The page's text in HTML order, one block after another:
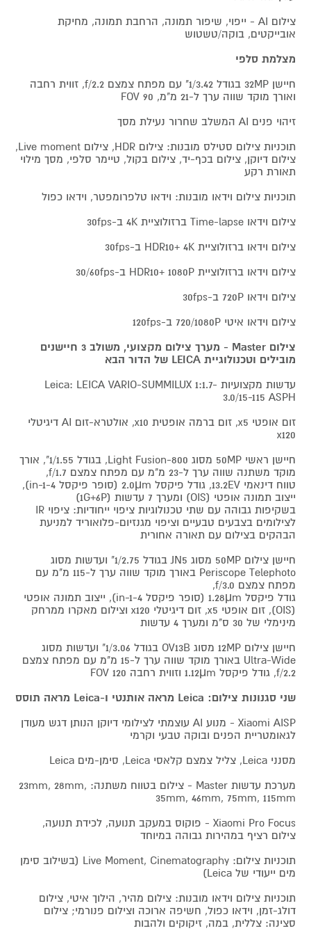
צילום AI - ייפוי, שיפור תמונה, הרחבת תמונה, מחיקת
אובייקטים, בוקה/טשטוש
מצלמת סלפי
חיישן 32MP בגודל 1/3.42" עם מפתח צמצם f/2.2, זווית רחבה
ואורך מוקד שווה ערך ל-21 מ"מ, FOV 90
זיהוי פנים AI המשלב שחרור נעילת מסך
תוכניות צילום סטילס מובנות: צילום HDR, צילום Live moment,
צילום דיוקן, צילום בכף-יד, צילום בקול, טיימר סלפי, מסך מילוי
תאורת רקע
תוכניות צילום וידאו מובנות: וידאו טלפרומפטר, וידאו כפול
צילום וידאו Time-lapse ברזולוציית 4K ב-30fps
צילום וידאו ברזולוציית HDR10+ 4K ב-30fps
צילום וידאו ברזולוציית HDR10+ 1080P ב-30/60fps
צילום וידאו 720P ב-30fps
צילום וידאו איטי 720/1080P ב-120fps
צילום Master - מערך צילום מקצועי, משולב 3 חיישנים
מובילים וטכנולוגיית LEICA של הדור הבא
עדשות מקצועיות Leica: LEICA VARIO-SUMMILUX 1:1.7-
3.0/15-115 ASPH
זום אופטי x5, זום ברמה אופטית x10, אולטרא-זום AI דיגיטלי
x120
חיישן ראשי 50MP מסוג Light Fusion-800, בגודל 1/1.55", אורך
מוקד משתנה שווה ערך ל-23 מ"מ עם מפתח צמצם f/1.7,
טווח דינאמי 13.2EV, גודל פיקסל 2.0μm (סופר פיקסל 4-in-1),
ייצוב תמונה אופטי (OIS) ומערך 7 עדשות (1G+6P)
בשקיפות גבוהה עם שתי טכנולוגיות ציפוי ייחודיות: ציפוי IR
לצילומים בצבעים טבעיים וציפוי מגנזיום-פלואוריד למניעת
הבהקים בצילום עם תאורה אחורית
חיישן צילום 50MP מסוג JN5 בגודל 1/2.75" ועדשות מסוג
Periscope Telephoto באורך מוקד שווה ערך ל-115 מ"מ עם
מפתח צמצם f/3.0,
גודל פיקסל 1.28μm (סופר פיקסל 4-in-1), ייצוב תמונה אופטי
(OIS), זום אופטי x5, זום דיגיטלי x120 וצילום מאקרו ממרחק
מינימלי של 30 ס"מ ומערך 4 עדשות
חיישן צילום 12MP מסוג OV13B בגודל 1/3.06" ועדשות מסוג
Ultra-Wide באורך מוקד שווה ערך ל-15 מ"מ עם מפתח צמצם
f/2.2, גודל פיקסל 1.12μm וזווית רחבה FOV 120
שני סגנונות צילום: Leica מראה אותנטי ו-Leica מראה תוסס
Xiaomi AISP - מנוע AI עוצמתי לצילומי דיוקן הנותן דגש מעודן
לגאומטריית הפנים ובוקה טבעי וקרמי
מסנני Leica, צליל צמצם קלאסי Leica, סימן-מים Leica
מערכת עדשות Master - צילום בטווח משתנה: 23mm, 28mm,
35mm, 46mm, 75mm, 115mm
Xiaomi Pro Focus - פוקוס במעקב תנועה, לכידת תנועה,
צילום רציף במהירות גבוהה במיוחד
תוכניות צילום: Live Moment, Cinematography (בשילוב סימן
מים ייעודי של Leica)
תוכניות צילום וידאו מובנות: צילום מהיר, הילוך איטי, צילום
דולג-זמן, וידאו כפול, חשיפה ארוכה וצילום פנורמי; צילום
סצינה: צללית, במה, זיקוקים ולהבות